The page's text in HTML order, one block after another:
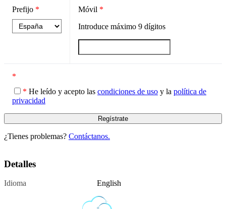
Prefijo * Móvil *
Introduce máximo 9dígitos
*
* He leído y acepto las condiciones de uso y la política de
privacidad
¿Tienes problemas? Contáctanos.
Detalles
Idioma English